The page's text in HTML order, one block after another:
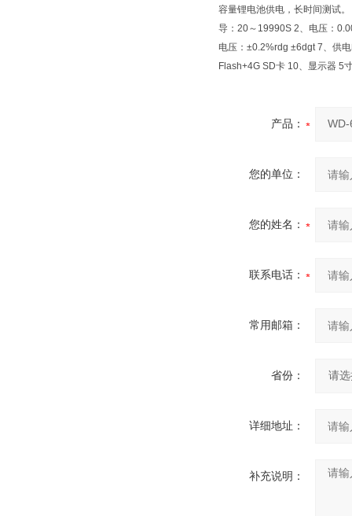
容量锂电池供电，长时间测试
导：20～19990S 2、电压：
电压：±0.2%rdg ±6dgt 7、供
Flash+4G SD卡 10、显示器 5
产品：
您的单位：
您的姓名：
联系电话：
常用邮箱：
省份：
详细地址：
补充说明：